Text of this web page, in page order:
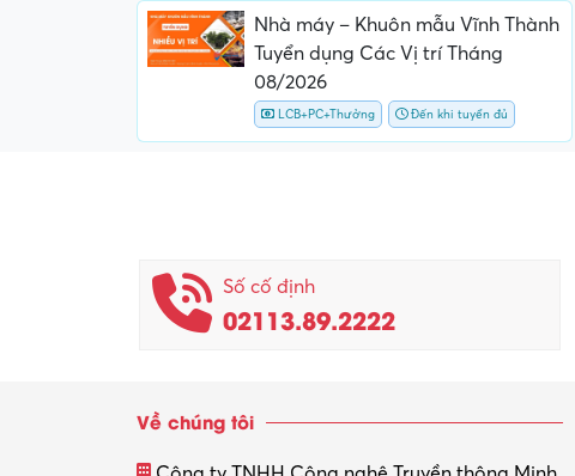
Nhà máy – Khuôn mẫu Vĩnh Thành
Tuyển dụng Các Vị trí Tháng
08/2026
LCB+PC+Thưởng Đến khi tuyển đủ
Số cố định
02113.89.2222
Về chúng tôi